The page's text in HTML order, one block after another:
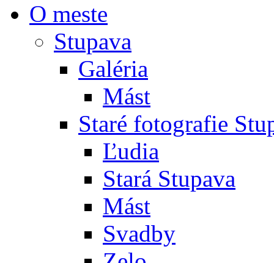
O meste
Stupava
Galéria
Mást
Staré fotografie
Ľudia
Stará Stupava
Mást
Svadby